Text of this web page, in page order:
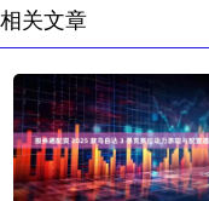
相关文章